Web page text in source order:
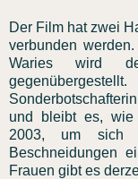
Der Film hat zwei
verbunden
Waries wird
und bleibt es, wie
2003, um sich
Beschneidungen
Frauen gibt es